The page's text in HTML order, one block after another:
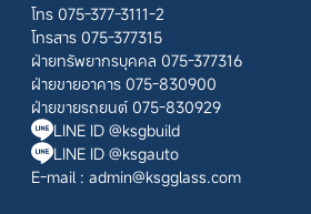
โทร 075-377-3111-2
โทรสาร 075-377315
ฝ่ายทรัพยากรบุคคล 075-377316
ฝ่ายขายอาคาร 075-830900
ฝ่ายขายรถยนต์ 075-830929
LINE ID @ksgbuild
LINE ID @ksgauto
E-mail : admin@ksgglass.com